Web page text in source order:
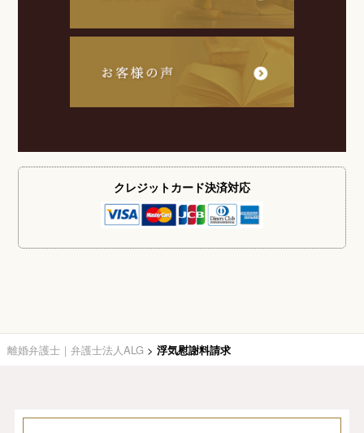
クレジットカード決済対応
離婚弁護士｜弁護士法人ALG > 浮気慰謝料請求